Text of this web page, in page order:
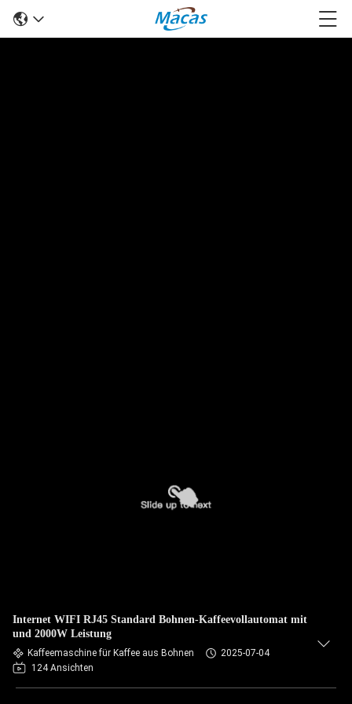
Internet WIFI RJ45 Standard Bohnen-Kaffeevollautomat mit
und 2000W Leistung
Kaffeemaschine für Kaffee aus Bohnen
2025-07-04
124 Ansichten